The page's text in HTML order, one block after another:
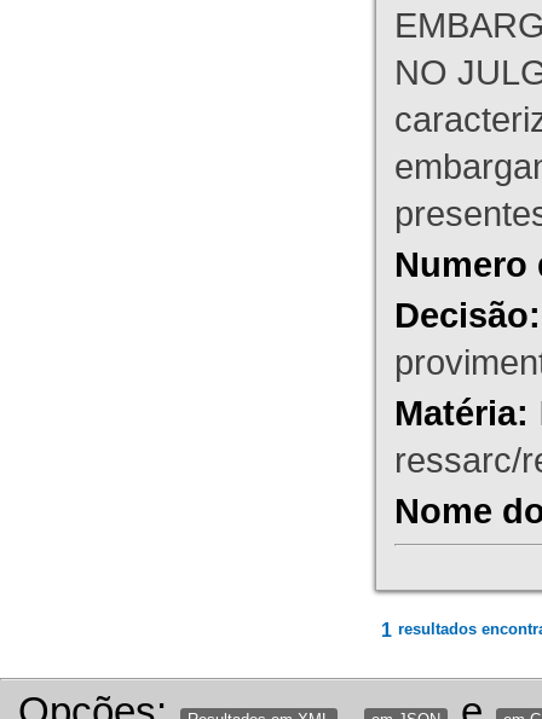
NO
Numero
Decisão:
Matéria:
ressarc/
Nome
1 resultados